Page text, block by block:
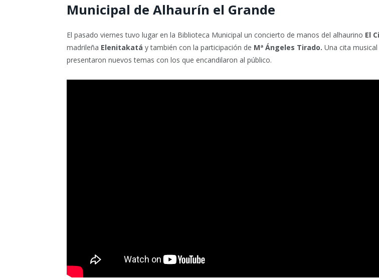
Municipal de Alhaurín el Grande
El pasado viernes tuvo lugar en la Biblioteca Municipal un concierto de manos del alhaurino El
madrileña Elenitakatá y también con la participación de Mª Ángeles Tirado. Una cita
presentaron nuevos temas con los que encandilaron al público.